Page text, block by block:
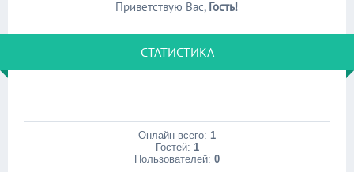
Приветствую Вас, Гость!
СТАТИСТИКА
Онлайн всего: 1
Гостей: 1
Пользователей: 0